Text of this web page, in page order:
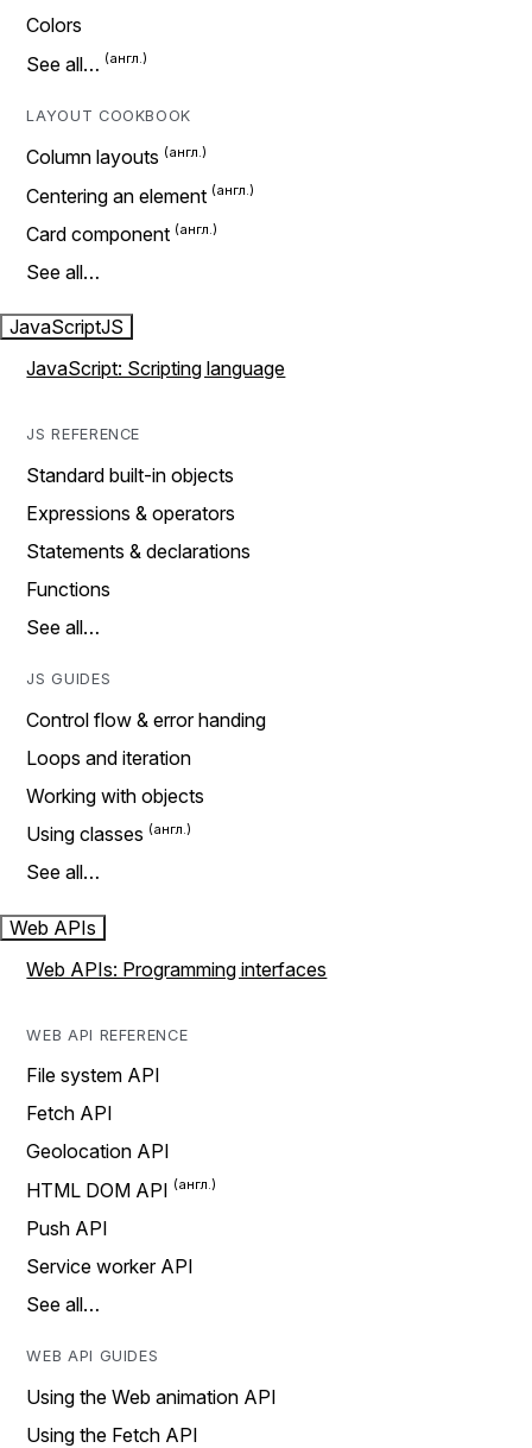
Colors
See all…
LAYOUT COOKBOOK
Column layouts
Centering an element
Card component
See all…
JavaScriptJS
JavaScript: Scripting language
JS REFERENCE
Standard built-in objects
Expressions & operators
Statements & declarations
Functions
See all…
JS GUIDES
Control flow & error handing
Loops and iteration
Working with objects
Using classes
See all…
Web APIs
Web APIs: Programming interfaces
WEB API REFERENCE
File system API
Fetch API
Geolocation API
HTML DOM API
Push API
Service worker API
See all…
WEB API GUIDES
Using the Web animation API
Using the Fetch API